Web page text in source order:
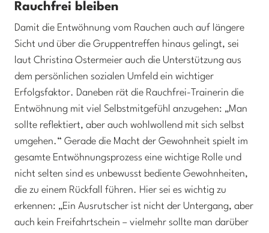
Rauchfrei bleiben
Damit die Entwöhnung vom Rauchen auch auf längere
Sicht und über die Gruppentreffen hinaus gelingt, sei
laut Christina Ostermeier auch die Unterstützung aus
dem persönlichen sozialen Umfeld ein wichtiger
Erfolgsfaktor. Daneben rät die Rauchfrei-Trainerin die
Entwöhnung mit viel Selbstmitgefühl anzugehen: „Man
sollte reflektiert, aber auch wohlwollend mit sich selbst
umgehen.“ Gerade die Macht der Gewohnheit spielt im
gesamte Entwöhnungsprozess eine wichtige Rolle und
nicht selten sind es unbewusst bediente Gewohnheiten,
die zu einem Rückfall führen. Hier sei es wichtig zu
erkennen: „Ein Ausrutscher ist nicht der Untergang, aber
auch kein Freifahrtschein – vielmehr sollte man darüber